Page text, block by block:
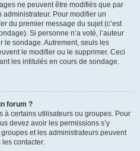
ne peuvent être modifiés que par
administrateur. Pour modifier un
du premier message du sujet (c’est
Si personne n’a voté, l’auteur
le sondage. Autrement, seuls les
le modifier ou le supprimer. Ceci
les intitulés en cours de sondage.
forum ?
à certains utilisateurs ou groupes. Pour
devez avoir les permissions s’y
et les administrateurs peuvent
contacter.